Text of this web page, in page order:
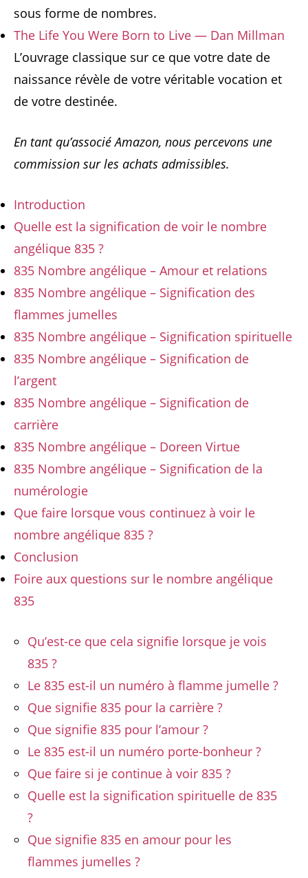
sous forme de nombres.
The Life You Were Born to Live — Dan Millman
L’ouvrage classique sur ce que votre date de
naissance révèle de votre véritable vocation et
de votre destinée.
En tant qu’associé Amazon, nous percevons une
commission sur les achats admissibles.
Introduction
Quelle est la signification de voir le nombre
angélique 835 ?
835 Nombre angélique – Amour et relations
835 Nombre angélique – Signification des
flammes jumelles
835 Nombre angélique – Signification spirituelle
835 Nombre angélique – Signification de
l’argent
835 Nombre angélique – Signification de
carrière
835 Nombre angélique – Doreen Virtue
835 Nombre angélique – Signification de la
numérologie
Que faire lorsque vous continuez à voir le
nombre angélique 835 ?
Conclusion
Foire aux questions sur le nombre angélique
835
Qu’est-ce que cela signifie lorsque je vois
835 ?
Le 835 est-il un numéro à flamme jumelle ?
Que signifie 835 pour la carrière ?
Que signifie 835 pour l’amour ?
Le 835 est-il un numéro porte-bonheur ?
Que faire si je continue à voir 835 ?
Quelle est la signification spirituelle de 835
?
Que signifie 835 en amour pour les
flammes jumelles ?